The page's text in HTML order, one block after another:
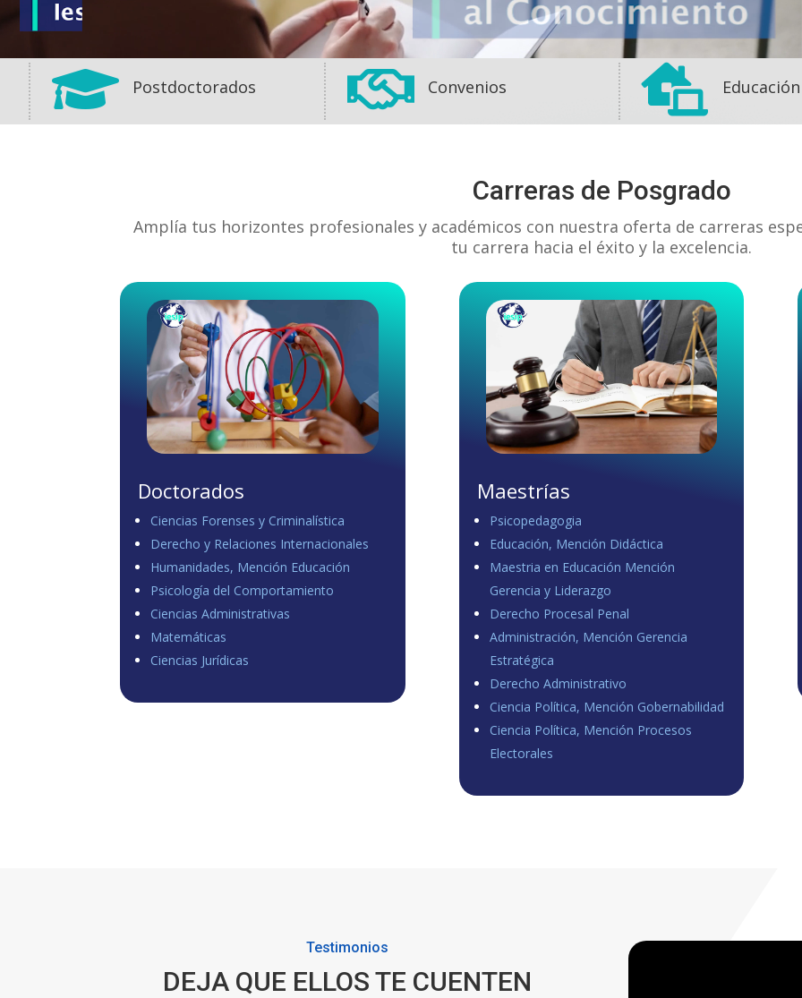
 Postdoctorados  Convenios 
Carreras de Posgrado
Amplía tus horizontes profesionales y académicos con nuestra oferta de carreras
tu carrera hacia el éxito y la excelencia.
Doctorados
Ciencias Forenses y Criminalística
Derecho y Relaciones Internacionales
Humanidades, Mención Educación
Psicología del Comportamiento
Ciencias Administrativas
Matemáticas
Ciencias Jurídicas
Maestrías
Psicopedagogia
Educación, Mención Didáctica
Maestria en Educación Mención
Gerencia y Liderazgo
Derecho Procesal Penal
Administración, Mención Gerencia
Estratégica
Derecho Administrativo
Ciencia Política, Mención Gobernabilidad
Ciencia Política, Mención Procesos
Electorales
Testimonios
DEJA QUE ELLOS TE CUENTEN